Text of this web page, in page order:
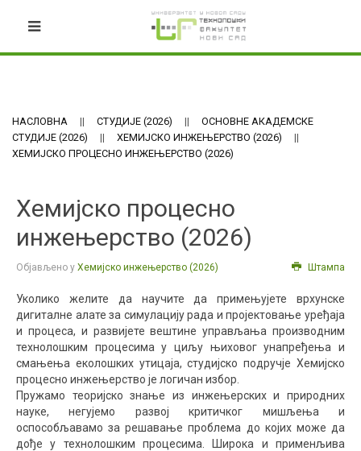
НАСЛОВНА СТУДИЈЕ (2026)
ОСНОВНЕ АКАДЕМСКЕ
СТУДИЈЕ (2026)
ХЕМИЈСКО ИНЖЕЊЕРСТВО (2026)
ХЕМИЈСКО ПРОЦЕСНО ИНЖЕЊЕРСТВО (2026)
Хемијско процесно
инжењерство (2026)
Објављено у Хемијско инжењерство (2026) Штампа
Уколико желите да научите да примењујете врхунске
дигиталне алате за симулацију рада и пројектовање уређаја
и процеса, и развијете вештине управљања производним
технолошким процесима у циљу њиховог унапређења и
смањења еколошких утицаја, студијско подручје Хемијско
процесно инжењерство је логичан избор.
Пружамо теоријско знање из инжењерских и природних
науке, негујемо развој критичког мишљења и
оспособљавамо за решавање проблема до којих може да
дође у технолошким процесима. Широка и применљива